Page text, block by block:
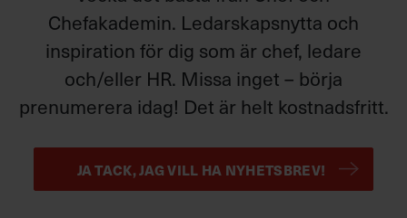
Chefakademin. Ledarskapsnytta och
inspiration för dig som är chef, ledare
och/eller HR. Missa inget – börja
prenumerera idag! Det är helt kostnadsfritt.
JA TACK, JAG VILL HA NYHETSBREV!